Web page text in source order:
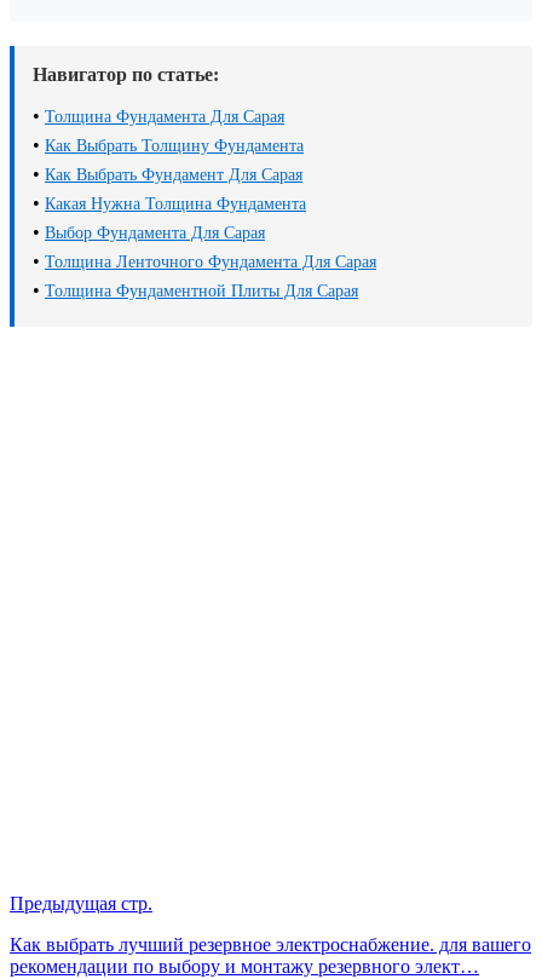
Навигатор по статье:
• Толщина Фундамента Для Сарая
• Как Выбрать Толщину Фундамента
• Как Выбрать Фундамент Для Сарая
• Какая Нужна Толщина Фундамента
• Выбор Фундамента Для Сарая
• Толщина Ленточного Фундамента Для Сарая
• Толщина Фундаментной Плиты Для Сарая
Предыдущая стр.
Как выбрать лучший резервное электроснабжение. для вашего
рекомендации по выбору и монтажу резервного элект…